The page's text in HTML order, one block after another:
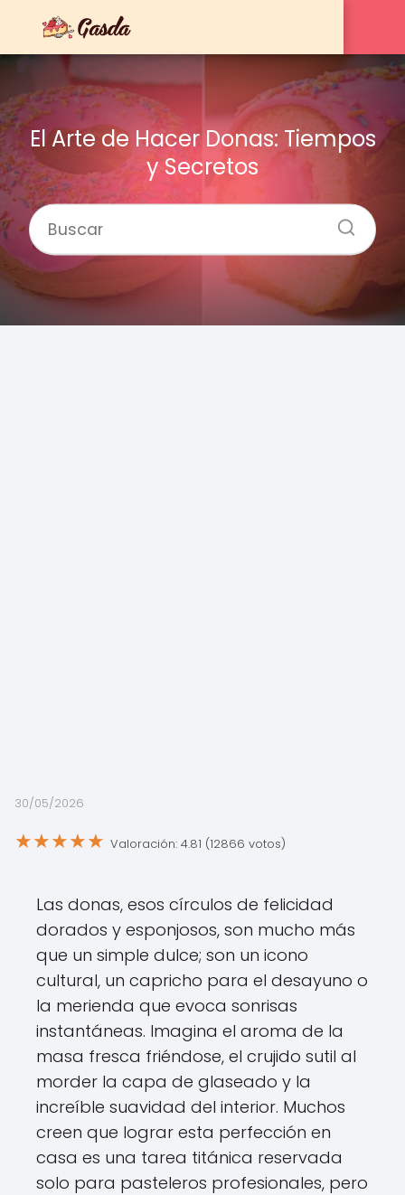
El Arte de Hacer Donas: Tiempos
y Secretos
30/05/2026
★★★★★ Valoración: 4.81 (12866 votos)
Las donas, esos círculos de felicidad
dorados y esponjosos, son mucho más
que un simple dulce; son un icono
cultural, un capricho para el desayuno o
la merienda que evoca sonrisas
instantáneas. Imagina el aroma de la
masa fresca friéndose, el crujido sutil al
morder la capa de glaseado y la
increíble suavidad del interior. Muchos
creen que lograr esta perfección en
casa es una tarea titánica reservada
solo para pasteleros profesionales, pero